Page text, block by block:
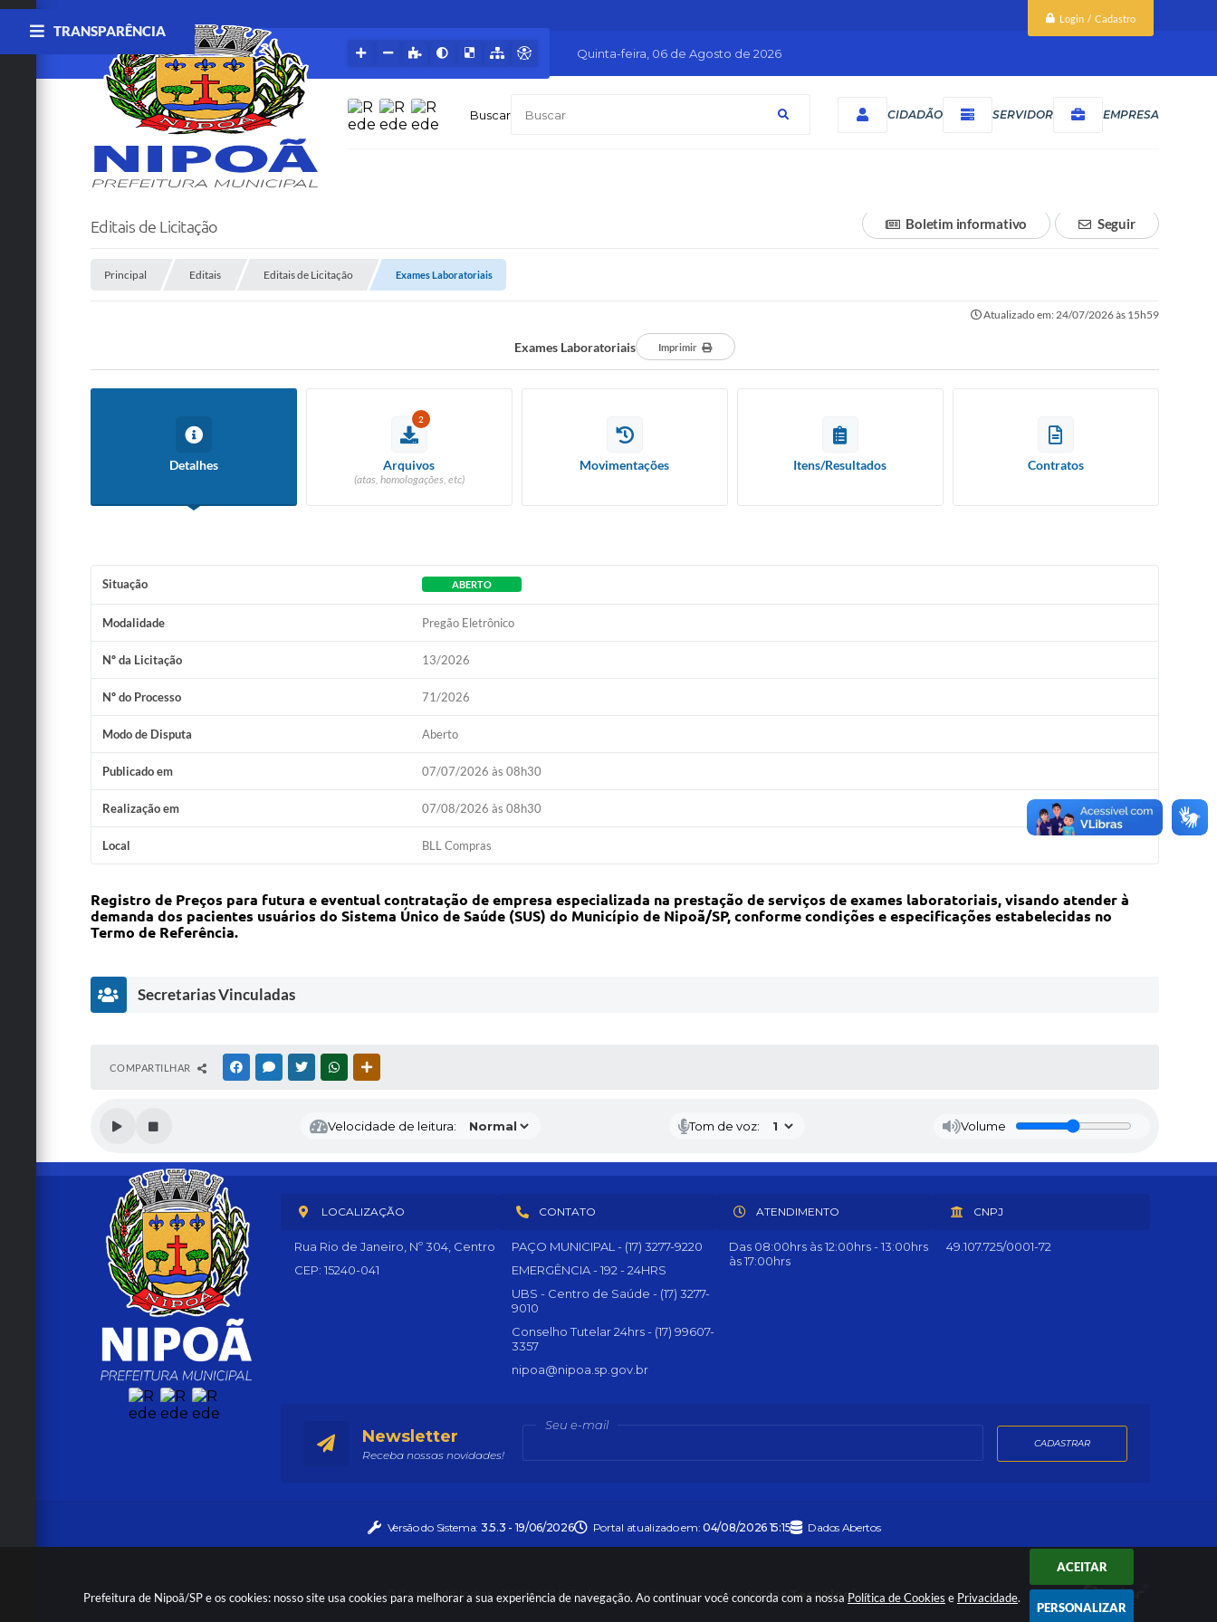
Prefeitura de Nipoã/SP e os cookies: nosso site usa cookies para melhorar a sua experiência de navegação. Ao continuar você concorda com a nossa Política de Cookies e Privacidade.
ACEITAR
PERSONALIZAR
Login / Cadastro
Buscar CIDADÃO SERVIDOR EMPRESA
Quinta-feira 06 de Agosto de 2026
TRANSPARÊNCIA
Editais de Licitação Seguir
Boletim informativo
Principal Editais Editais de Licitação Exames Laboratoriais
Atualizado em: 24/07/2026 às 15h59
Exames Laboratoriais Imprimir
Detalhes
2
Arquivos
(atas, homologações, etc)
Movimentações Itens/Resultados Contratos
Situação ABERTO
Modalidade Pregão Eletrônico
Nº da Licitação 13/2026
Nº do Processo 71/2026
Modo de Disputa Aberto
Publicado em 07/07/2026 às 08h30
Realização em 07/08/2026 às 08h30
Local BLL Compras
Registro de Preços para futura e eventual contratação de empresa especializada na prestação de serviços de exames laboratoriais, visando atender à
demanda dos pacientes usuários do Sistema Único de Saúde (SUS) do Município de Nipoã/SP, conforme condições e especificações estabelecidas no
Termo de Referência.
Secretarias Vinculadas
A
o
o
COMPARTILHAR FACEBOOKMESSENGER
TWITTERWHATSAPP
Velocidade de leitura: Tom de voz: Volume
LOCALIZAÇÃO
Rua Rio de Janeiro, Nº 304, Centro
CEP: 15240-041
CONTATO
PAÇO MUNICIPAL - (17) 3277-9220
EMERGÊNCIA - 192 - 24HRS
UBS - Centro de Saúde - (17) 3277-
9010
Conselho Tutelar 24hrs - (17) 99607-
3357
nipoa@nipoa.sp.gov.br
ATENDIMENTO
Das 08:00hrs às 12:00hrs - 13:00hrs
às 17:00hrs
CNPJ
49.107.725/0001-72
Newsletter
Receba nossas novidades!
Seu e-mail
CADASTRAR
Versão do Sistema: 3.5.3 - 19/06/2026 Portal atualizado em:04/08/2026 15:15 Dados Abertos
© Copyright Instar - 2006-2026. Todos os direitos reservados -Instar Tecnologia